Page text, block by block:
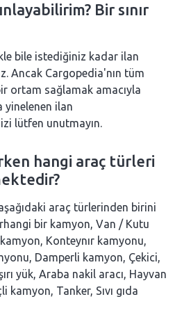
Bir sınır
bile istediğiniz kadar ilan
Ancak Cargopedia'nın tüm
ortam sağlamak amacıyla
ilan
lütfen unutmayın.
hangi araç türleri
araç türlerinden birini
bir kamyon, Van / Kutu
Konteynır kamyonu,
Damperli kamyon, Çekici,
yük, Araba nakil aracı, Hayvan
kamyon, Tanker, Sıvı gıda